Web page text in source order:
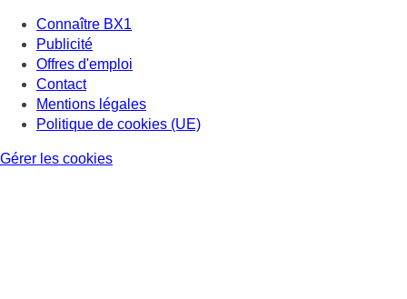
Connaître BX1
Publicité
Offres d'emploi
Contact
Mentions légales
Politique de cookies (UE)
Gérer les cookies